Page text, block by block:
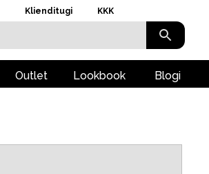
Klienditugi KKK
Outlet Lookbook Blogi